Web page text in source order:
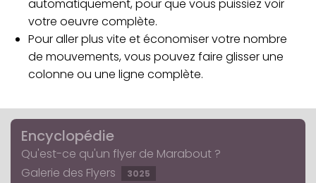
automatiquement, pour que vous puissiez voir
votre oeuvre complète.
Pour aller plus vite et économiser votre nombre
de mouvements, vous pouvez faire glisser une
colonne ou une ligne complète.
Encyclopédie
Qu'est-ce qu'un flyer de Marabout ?
Galerie des Flyers
3025